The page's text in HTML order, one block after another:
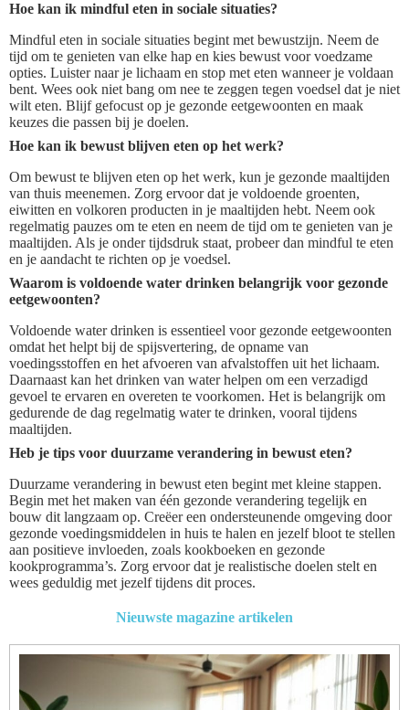
Hoe kan ik mindful eten in sociale situaties?
Mindful eten in sociale situaties begint met bewustzijn. Neem de
tijd om te genieten van elke hap en kies bewust voor voedzame
opties. Luister naar je lichaam en stop met eten wanneer je voldaan
bent. Wees ook niet bang om nee te zeggen tegen voedsel dat je niet
wilt eten. Blijf gefocust op je gezonde eetgewoonten en maak
keuzes die passen bij je doelen.
Hoe kan ik bewust blijven eten op het werk?
Om bewust te blijven eten op het werk, kun je gezonde maaltijden
van thuis meenemen. Zorg ervoor dat je voldoende groenten,
eiwitten en volkoren producten in je maaltijden hebt. Neem ook
regelmatig pauzes om te eten en neem de tijd om te genieten van je
maaltijden. Als je onder tijdsdruk staat, probeer dan mindful te eten
en je aandacht te richten op je voedsel.
Waarom is voldoende water drinken belangrijk voor gezonde
eetgewoonten?
Voldoende water drinken is essentieel voor gezonde eetgewoonten
omdat het helpt bij de spijsvertering, de opname van
voedingsstoffen en het afvoeren van afvalstoffen uit het lichaam.
Daarnaast kan het drinken van water helpen om een verzadigd
gevoel te ervaren en overeten te voorkomen. Het is belangrijk om
gedurende de dag regelmatig water te drinken, vooral tijdens
maaltijden.
Heb je tips voor duurzame verandering in bewust eten?
Duurzame verandering in bewust eten begint met kleine stappen.
Begin met het maken van één gezonde verandering tegelijk en
bouw dit langzaam op. Creëer een ondersteunende omgeving door
gezonde voedingsmiddelen in huis te halen en jezelf bloot te stellen
aan positieve invloeden, zoals kookboeken en gezonde
kookprogramma’s. Zorg ervoor dat je realistische doelen stelt en
wees geduldig met jezelf tijdens dit proces.
Nieuwste magazine artikelen